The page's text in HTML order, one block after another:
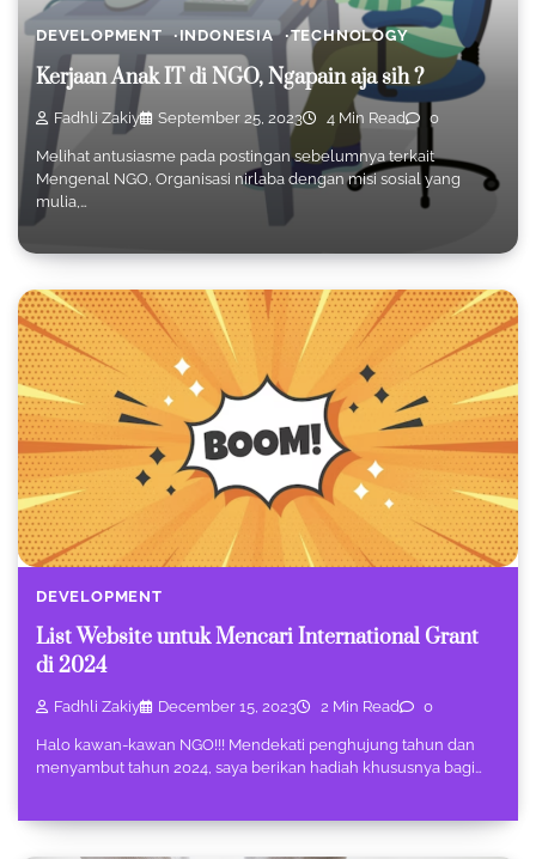
DEVELOPMENT INDONESIA TECHNOLOGY
Kerjaan Anak IT di NGO, Ngapain aja sih ?
Fadhli Zakiy September 25, 2023 4 Min Read 0
Melihat antusiasme pada postingan sebelumnya terkait
Mengenal NGO, Organisasi nirlaba dengan misi sosial yang
mulia,…
DEVELOPMENT
List Website untuk Mencari International Grant
di 2024
Fadhli Zakiy December 15, 2023 2 Min Read 0
Halo kawan-kawan NGO!!! Mendekati penghujung tahun dan
menyambut tahun 2024, saya berikan hadiah khususnya bagi…